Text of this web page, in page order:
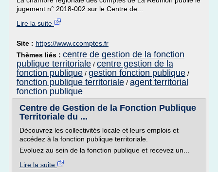
jugement n° 2018-002 sur le Centre de...
Lire la suite
Site : https://www.ccomptes.fr
Thèmes liés : centre de gestion de la fonction
publique territoriale / centre gestion de la
fonction publique / gestion fonction publique /
fonction publique territoriale / agent territorial
fonction publique
Centre de Gestion de la Fonction Publique
Territoriale du ...
Découvrez les collectivités locale et leurs emplois et
accédez à la fonction publique territoriale.
Evoluez au sein de la fonction publique et recevez un...
Lire la suite